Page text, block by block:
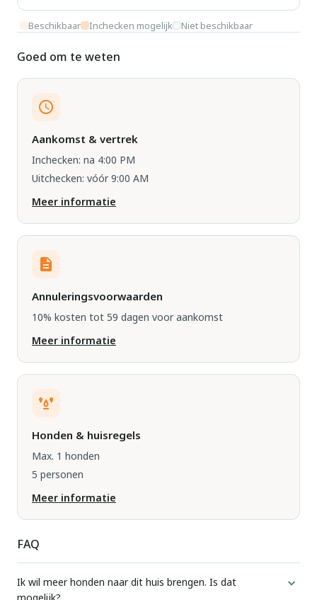
Beschikbaar Inchecken mogelijk Niet beschikbaar
Goed om te weten
Aankomst & vertrek
Inchecken: na 4:00 PM
Uitchecken: vóór 9:00 AM
Meer informatie
Annuleringsvoorwaarden
10% kosten tot 59 dagen voor aankomst
Meer informatie
Honden & huisregels
Max. 1 honden
5 personen
Meer informatie
FAQ
Ik wil meer honden naar dit huis brengen. Is dat